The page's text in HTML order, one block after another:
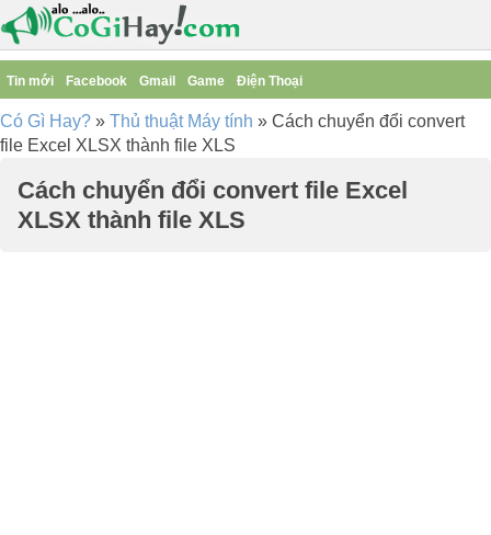
Tin mới Facebook Gmail Game Điện Thoại
Có Gì Hay? » Thủ thuật Máy tính » Cách chuyển đổi convert
file Excel XLSX thành file XLS
Cách chuyển đổi convert file Excel
XLSX thành file XLS